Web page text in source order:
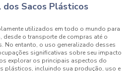
Sacos Plásticos
utilizados em todo o mundo para
desde o transporte de compras até o
No entanto, o uso generalizado desses
significativas sobre seu impacto
explorar os principais aspectos do
plásticos, incluindo sua produção, uso e